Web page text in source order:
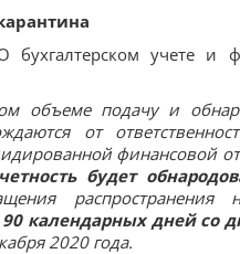
учете и
объеме подачу и
от
финансовой
будет
распространения
календарных дней со
2020 года.